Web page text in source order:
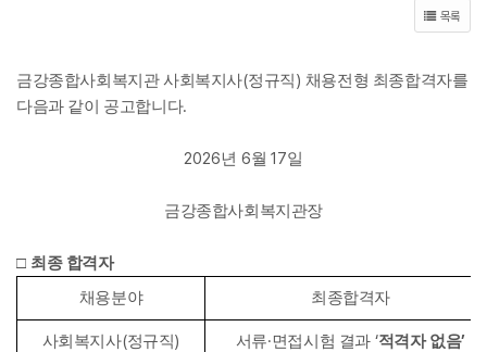
목록
금강종합사회복지관 사회복지사(정규직) 채용전형 최종합격자를
다음과 같이 공고합니다.
2026년 6월 17일
금강종합사회복지관장
□ 최종 합격자
채용분야
최종합격자
사회복지사(정규직) 서류·면접시험 결과 ‘적격자 없음’